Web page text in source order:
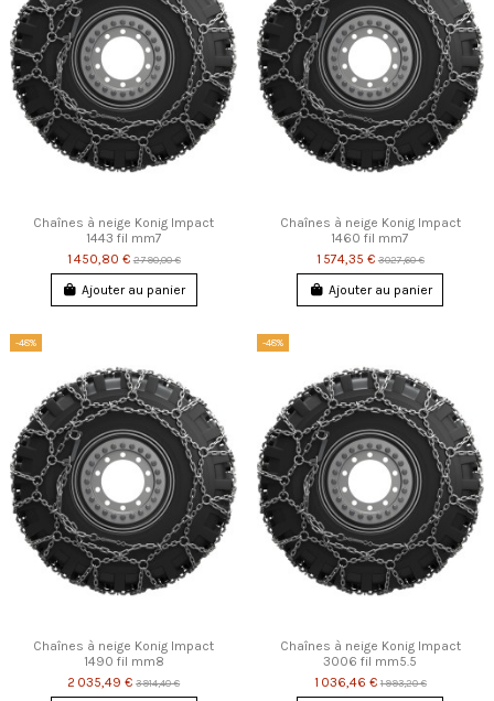
Chaînes à neige Konig Impact
1443 fil mm7
1 450,80 €2 790,00 €
Ajouter au panier
Chaînes à neige Konig Impact
1460 fil mm7
1 574,35 €3 027,60 €
Ajouter au panier
-48%
Chaînes à neige Konig Impact
1490 fil mm8
2 035,49 €3 914,40 €
-48%
Chaînes à neige Konig Impact
3006 fil mm5.5
1 036,46 €1 993,20 €